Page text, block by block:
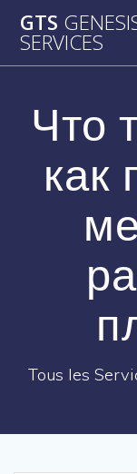
GTS
SERVICES
Что
как
Tous les